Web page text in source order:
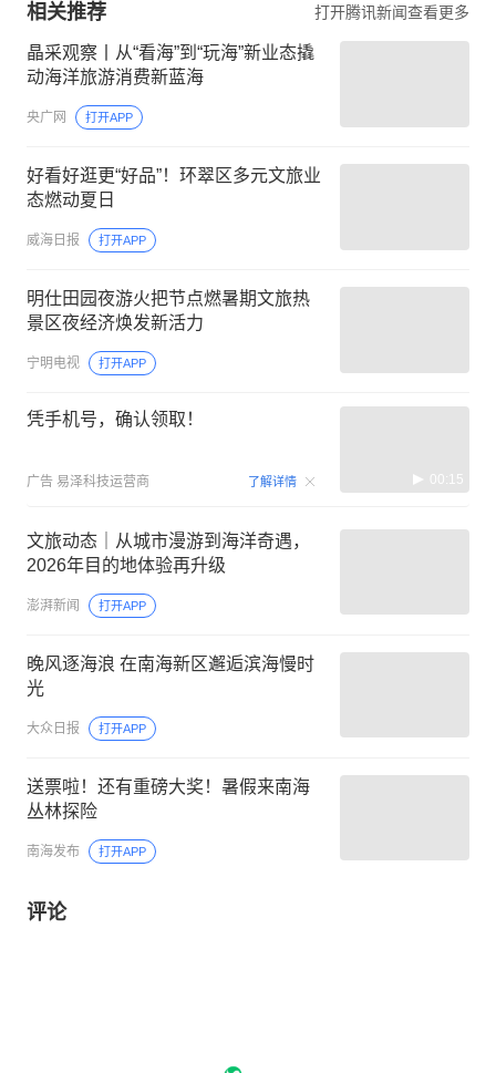
相关推荐 打开腾讯新闻查看更多
晶采观察丨从“看海”到“玩海”新业态撬
动海洋旅游消费新蓝海
央广网 打开APP
好看好逛更“好品”！环翠区多元文旅业
态燃动夏日
威海日报 打开APP
明仕田园夜游火把节点燃暑期文旅热
景区夜经济焕发新活力
宁明电视 打开APP
凭手机号，确认领取！
广告 易泽科技运营商 了解详情 00:15
文旅动态｜从城市漫游到海洋奇遇，
2026年目的地体验再升级
澎湃新闻 打开APP
晚风逐海浪 在南海新区邂逅滨海慢时
光
大众日报 打开APP
送票啦！还有重磅大奖！暑假来南海
丛林探险
南海发布 打开APP
评论